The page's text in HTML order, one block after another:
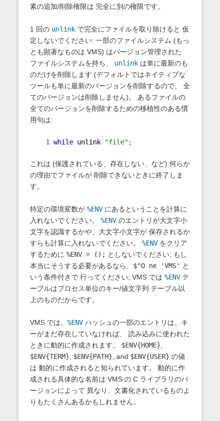
素の追加/削除権限は 完全に別の権限です。
1 回の unlinkで完全にファイルを取り除けると 仮
定しないでください: 一部のファイルシステム (もっ
とも顕著なものは VMS) はバージョン管理された
ファイルシステムを持ち、 unlinkは単に最新のも
のだけを削除します (デフォルトではネイティブな
ツールも単に最新のバージョンを削除するので、 全
てのバージョンは削除しません)。 あるファイルの
全てのバージョンを削除するための移植性のある慣
用句は:
1 while unlink "file" ;
これは (保護されている、存在しない、など) 何らか
の理由でファイルが 削除できないときに終了しま
す。
特定の環境変数が %ENVにあるということを計算に
入れないでください。 %ENVのエントリが大文字小
文字を認識するかや、大文字小文字が 保存されるか
すらも計算に入れないでください。 %ENVをクリア
するために %ENV = (); としないでください; もし
本当にそうする必要があるなら、 $^O ne 'VMS' と
いう条件付きで 行ってください; VMS では %ENVテ
ーブルはプロセス単位のキー/値文字列 テーブル以
上のものだからです。
VMS では、 %ENVハッシュの一部のエントリは、キ
ーがまだ存在していなければ、 読み込みに使われた
ときに動的に作成されます。 $ENV{HOME},
$ENV{TERM}, $ENV{PATH}, and $ENV{USER} の値
は 動的に作成されると知られています。 動的に作
成される具体的な名前は VMS の C ライブラリのバ
ージョンによって 異なり、文書化されているものよ
りもたくさんあるかもしれません。